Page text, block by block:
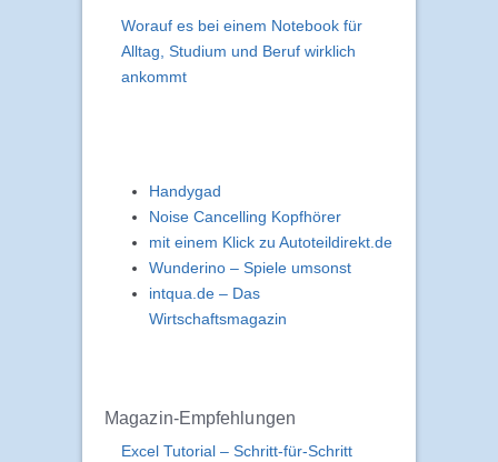
Worauf es bei einem Notebook für
Alltag, Studium und Beruf wirklich
ankommt
Handygad
Noise Cancelling Kopfhörer
mit einem Klick zu Autoteildirekt.de
Wunderino – Spiele umsonst
intqua.de – Das
Wirtschaftsmagazin
Magazin-Empfehlungen
Excel Tutorial – Schritt-für-Schritt